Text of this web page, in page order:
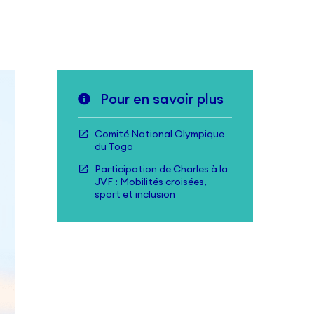
Pour en savoir plus
Comité National Olympique
du Togo
Participation de Charles à la
JVF : Mobilités croisées,
sport et inclusion